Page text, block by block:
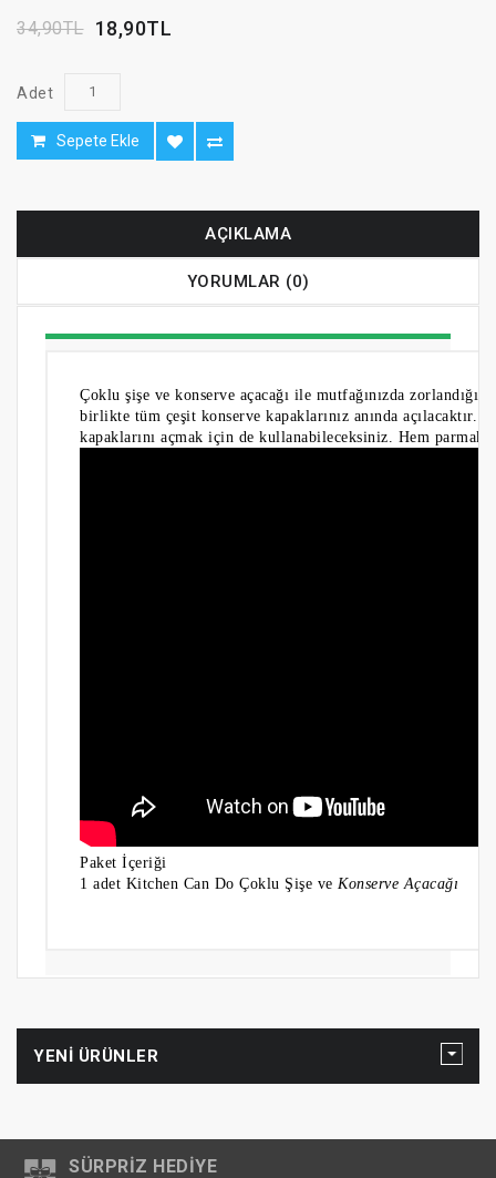
34,90TL 18,90TL
Adet
Sepete Ekle
AÇIKLAMA
YORUMLAR (0)
Çoklu şişe ve konserve açacağı ile mutfağınızda
birlikte tüm çeşit konserve kapaklarınız anında açılacaktır.
kapaklarını açmak için de kullanabileceksiniz. Hem
Paket İçeriği
1 adet Kitchen Can Do Çoklu Şişe ve Konserve Açacağı
YENI ÜRÜNLER
SÜRPRIZ HEDIYE